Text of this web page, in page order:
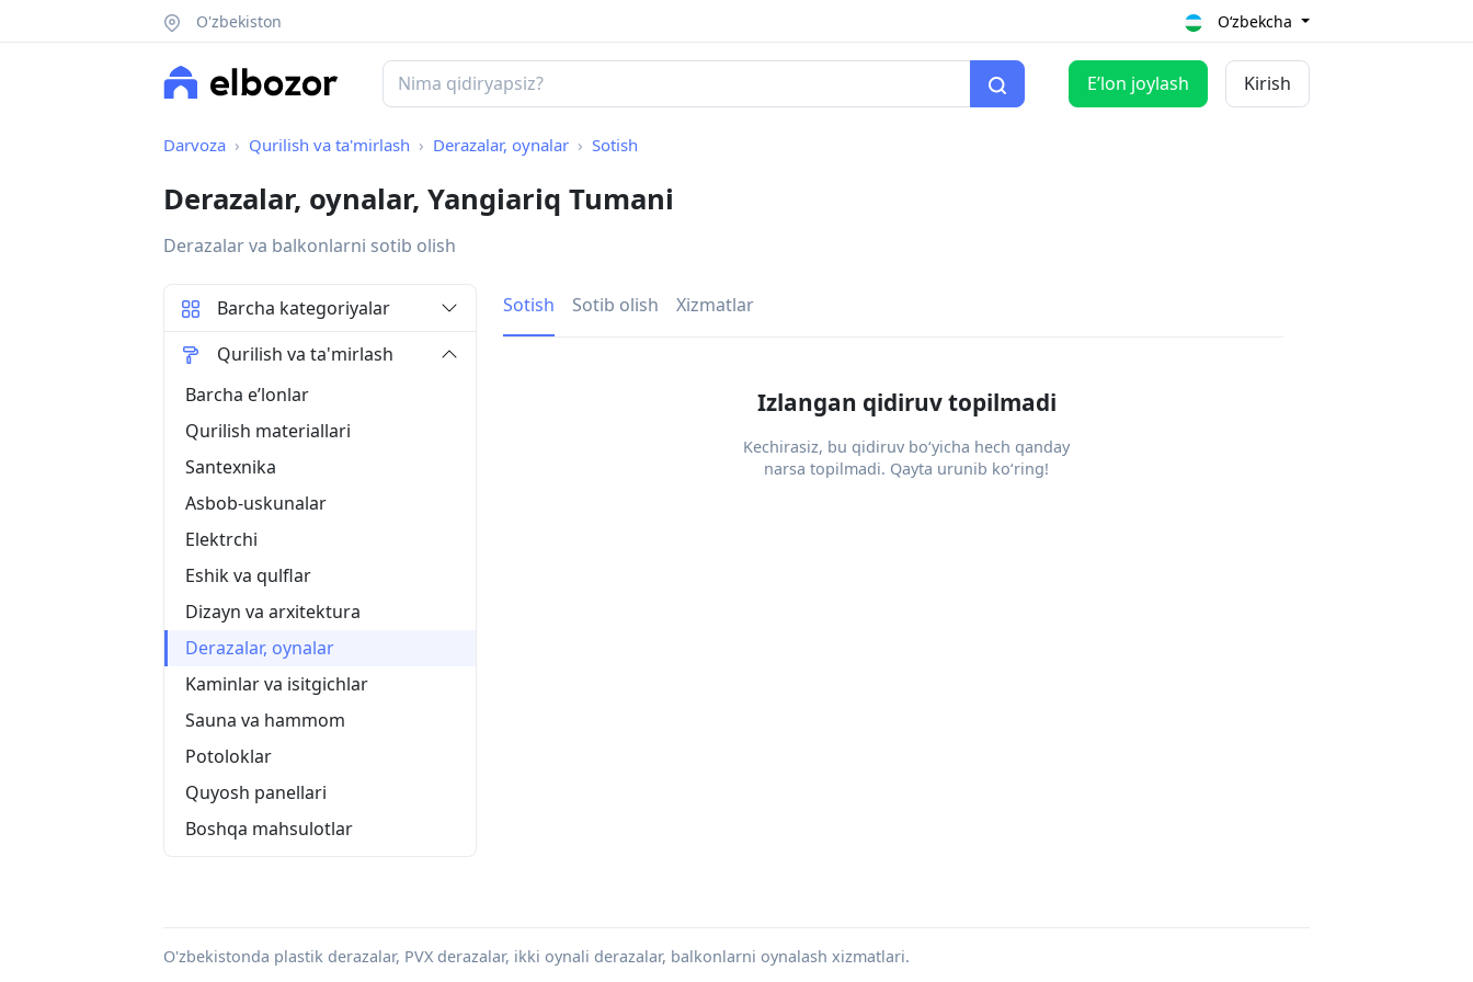
O'zbekiston O‘zbekcha
Eʼlon joylash Kirish
Darvoza Qurilish va ta'mirlash Derazalar, oynalar Sotish
Derazalar, oynalar, Yangiariq Tumani
Derazalar va balkonlarni sotib olish
Sotish Sotib olish Xizmatlar
Izlangan qidiruv topilmadi
Kechirasiz, bu qidiruv bo‘yicha hech qanday
narsa topilmadi. Qayta urunib ko‘ring!
Barcha kategoriyalar
Qurilish va ta'mirlash
Barcha eʼlonlar
Qurilish materiallari
Santexnika
Asbob-uskunalar
Elektrchi
Eshik va qulflar
Dizayn va arxitektura
Derazalar, oynalar
Kaminlar va isitgichlar
Sauna va hammom
Potoloklar
Quyosh panellari
Boshqa mahsulotlar
O'zbekistonda plastik derazalar, PVX derazalar, ikki oynali derazalar, balkonlarni oynalash xizmatlari.